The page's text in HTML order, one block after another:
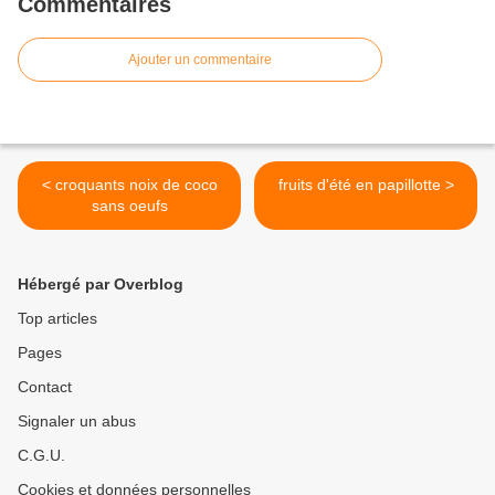
Ajouter un commentaire
< croquants noix de coco
sans oeufs
fruits d'été en papillotte >
Hébergé par Overblog
Top articles
Pages
Contact
Signaler un abus
C.G.U.
Cookies et données personnelles